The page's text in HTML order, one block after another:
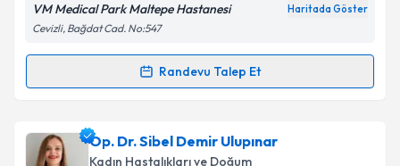
VM Medical Park Maltepe Hastanesi Haritada Göster
Cevizli, Bağdat Cad. No:547
Randevu Talep Et
Randevu Takvimi Talebi
Op. Dr. Şeyma Matoğluiçin randevu takvimi talebi
oluşturun. Size bu uzmandan randevu almanız için bir
Op. Dr. Sibel Demir Ulupınar
Kadın Hastalıkları ve Doğum